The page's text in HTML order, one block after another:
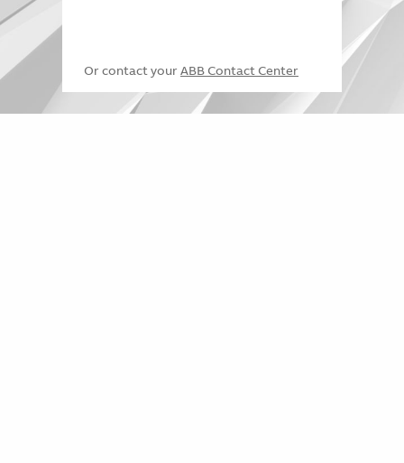
Or contact your ABB Contact Center